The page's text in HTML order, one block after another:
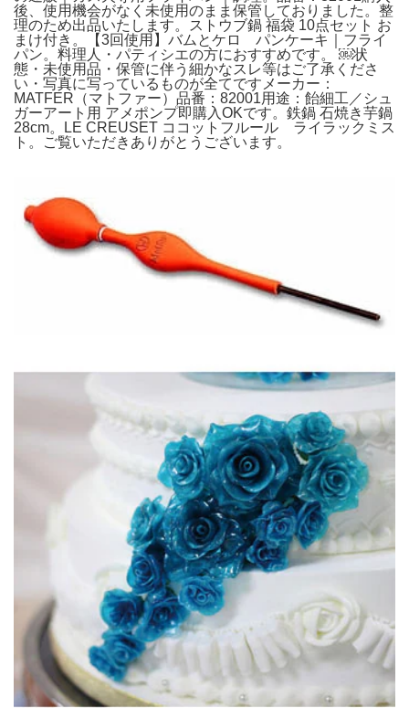
後、使用機会がなく未使用のまま保管しておりました。整
理のため出品いたします。ストウブ鍋 福袋 10点セット お
まけ付き。【3回使用】バムとケロ パンケーキ｜フライ
パン。料理人・パティシエの方におすすめです。 ￼状
態・未使用品・保管に伴う細かなスレ等はご了承くださ
い・写真に写っているものが全てですメーカー：
MATFER（マトファー）品番：82001用途：飴細工／シュ
ガーアート用 アメポンプ即購入OKです。鉄鍋 石焼き芋鍋
28cm。LE CREUSET ココットフルール ライラックミス
ト。ご覧いただきありがとうございます。